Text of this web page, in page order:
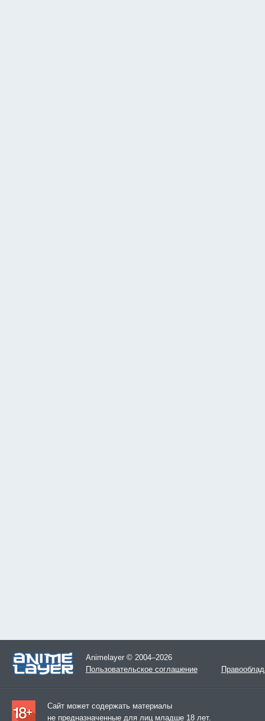
Animelayer © 2004–2026
Пользовательское соглашение
Сайт может содержать материалы
не предназначенные для лиц младше 18 лет.